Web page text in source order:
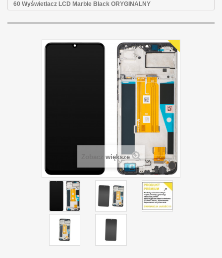
60 Wyświetlacz LCD Marble Black ORYGINALNY
Zobacz większe